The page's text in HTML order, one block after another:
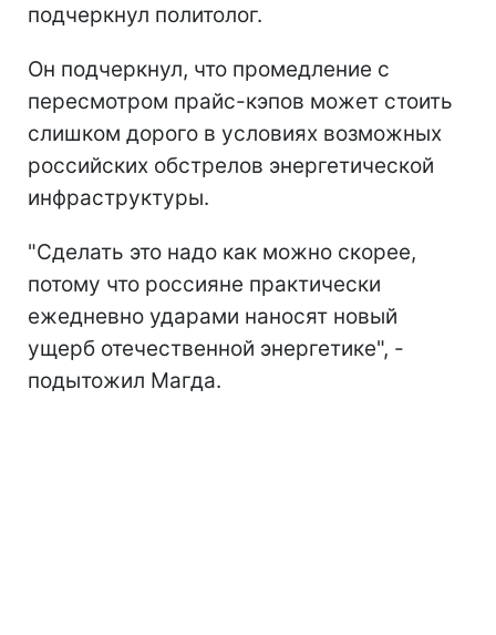
подчеркнул политолог.
Он подчеркнул, что промедление с
пересмотром прайс-кэпов может стоить
слишком дорого в условиях возможных
российских обстрелов энергетической
инфраструктуры.
"Сделать это надо как можно скорее,
потому что россияне практически
ежедневно ударами наносят новый
ущерб отечественной энергетике", -
подытожил Магда.